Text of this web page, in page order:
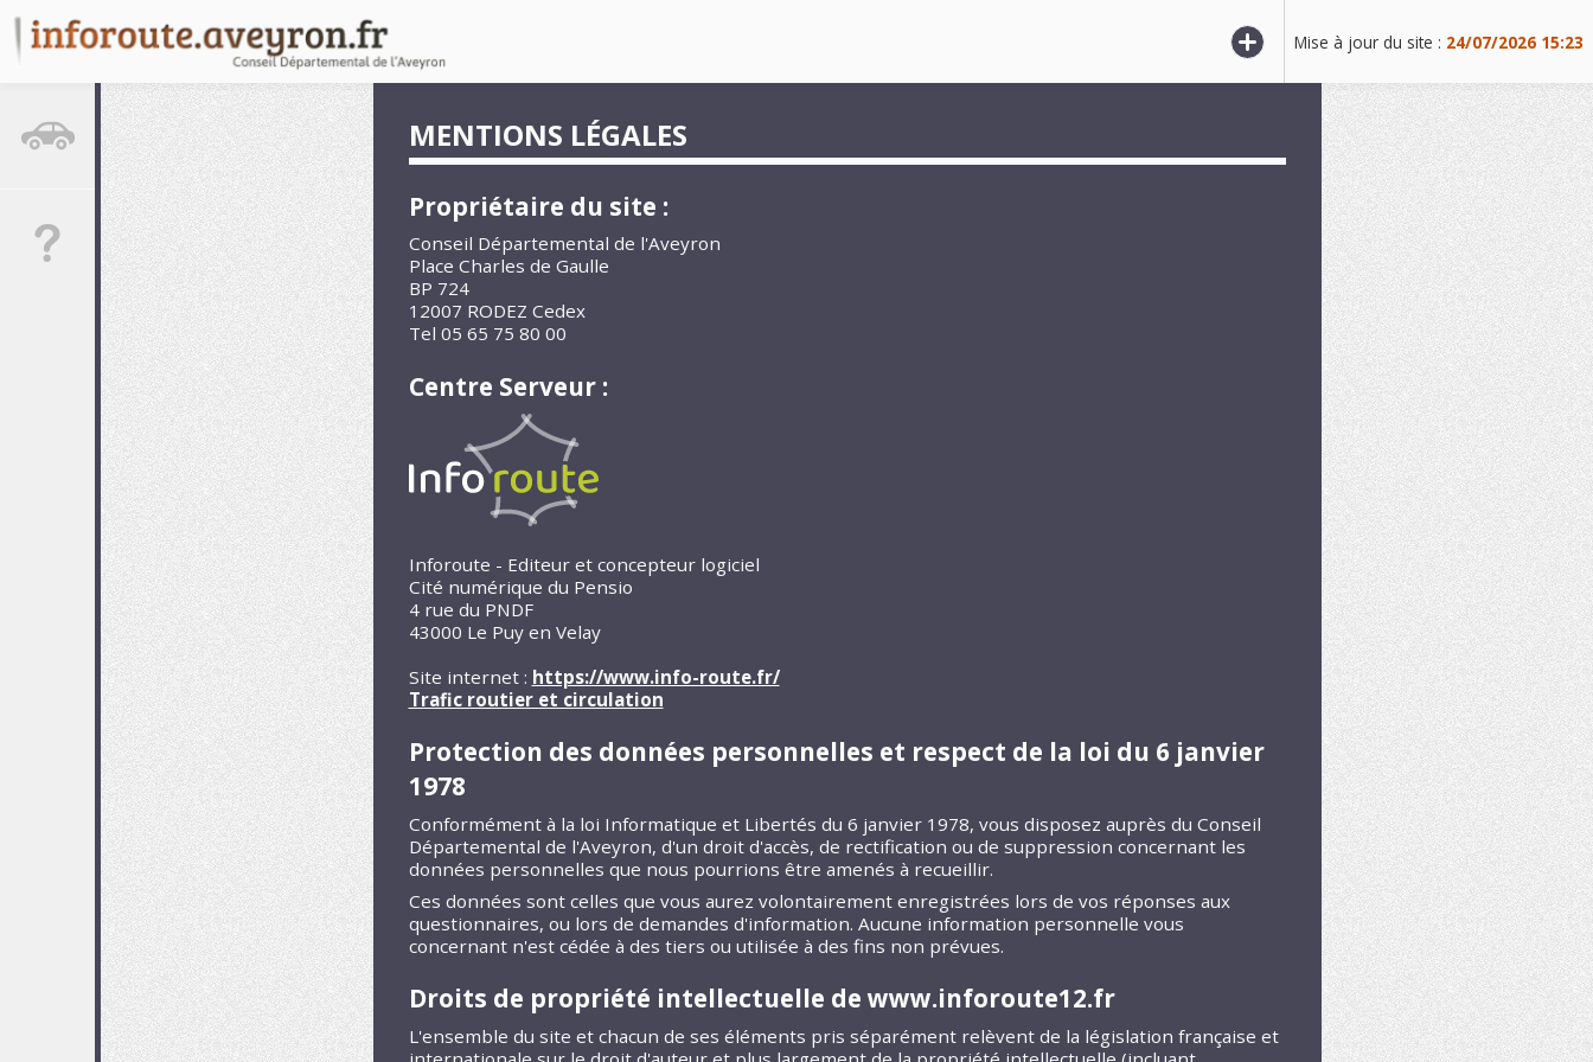
lire la suite
Mise à jour du site : 24/07/2026 15:23
circulation
Aide
MENTIONS LÉGALES
Propriétaire du site :
Conseil Départemental de l'Aveyron
Place Charles de Gaulle
BP 724
12007 RODEZ Cedex
Tel 05 65 75 80 00
Centre Serveur :
Inforoute - Editeur et concepteur logiciel
Cité numérique du Pensio
4 rue du PNDF
43000 Le Puy en Velay
Site internet : https://www.info-route.fr/
Trafic routier et circulation
Protection des données personnelles et respect de la loi du 6 janvier
1978
Conformément à la loi Informatique et Libertés du 6 janvier 1978, vous disposez auprès du Conseil
Départemental de l'Aveyron, d'un droit d'accès, de rectification ou de suppression concernant les
données personnelles que nous pourrions être amenés à recueillir.
Ces données sont celles que vous aurez volontairement enregistrées lors de vos réponses aux
questionnaires, ou lors de demandes d'information. Aucune information personnelle vous
concernant n'est cédée à des tiers ou utilisée à des fins non prévues.
Droits de propriété intellectuelle de www.inforoute12.fr
L'ensemble du site et chacun de ses éléments pris séparément relèvent de la législation française et